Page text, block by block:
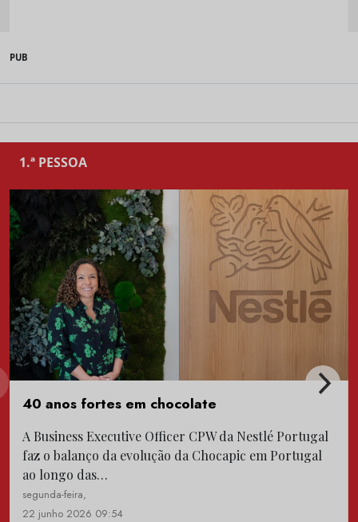
PUB
1.ª PESSOA
40 anos fortes em chocolate
A Business Executive Officer CPW da Nestlé Portugal
faz o balanço da evolução da Chocapic em Portugal
ao longo das…
segunda-feira,
22 junho 2026 09:54